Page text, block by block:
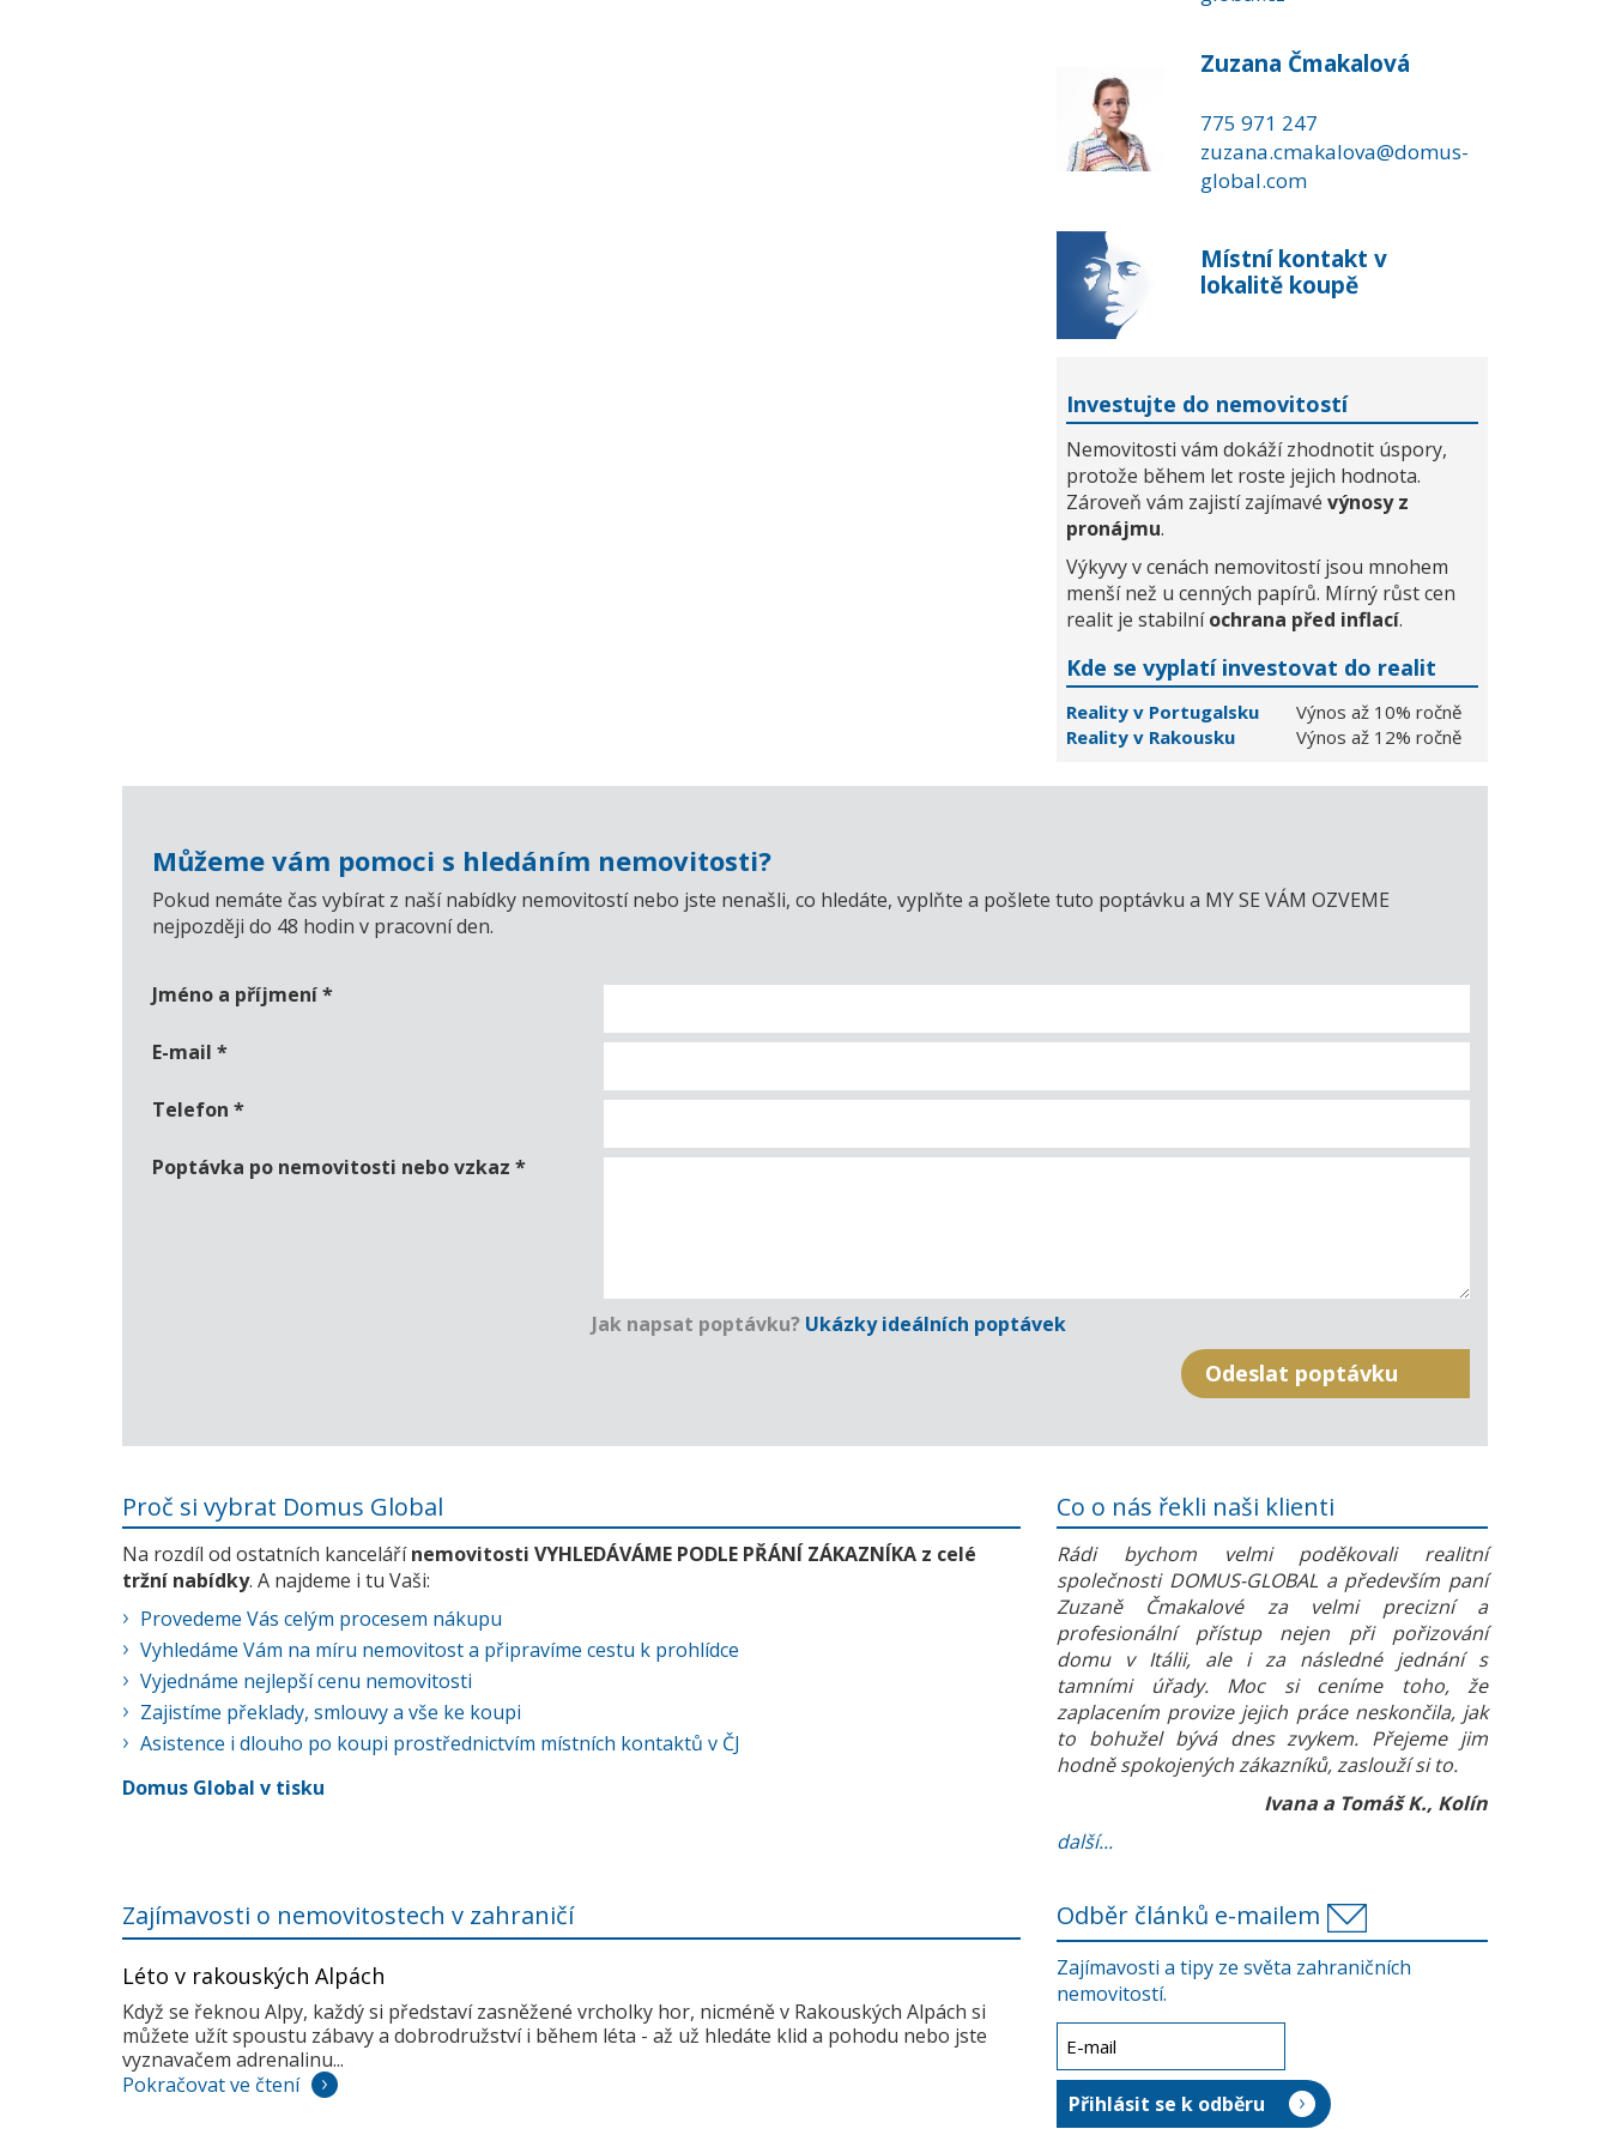
Zuzana Čmakalová
775 971 247
zuzana.cmakalova@domus-
global.com
Místní kontakt v
lokalitě koupě
Investujte do nemovitostí
Nemovitosti vám dokáží zhodnotit úspory,
protože během let roste jejich hodnota.
Zároveň vám zajistí zajímavé výnosy z
pronájmu.
Výkyvy v cenách nemovitostí jsou mnohem
menší než u cenných papírů. Mírný růst cen
realit je stabilníochrana před inflací.
Kde se vyplatí investovat do realit
Reality v Portugalsku
Výnos až 10% ročně
Reality v Rakousku
Výnos až 12% ročně
Můžeme vám pomoci s hledáním nemovitosti?
Pokud nemáte čas vybírat z naší nabídky nemovitostí nebo jste nenašli, co hledáte, vyplňte a pošlete tuto poptávku a MY SE VÁM OZVEME
nejpozději do 48 hodin v pracovní den.
Jméno a příjmení*
E-mail *
Telefon *
Poptávka po nemovitosti nebo vzkaz *
Jak napsat poptávku? Ukázky ideálních poptávek
Proč si vybrat Domus Global
Na rozdíl od ostatních kancelářínemovitosti VYHLEDÁVÁME PODLE PŘÁNÍ ZÁKAZNÍKA z celé
tržní nabídky. A najdeme i tu Vaši:
Provedeme Vás celým procesem nákupu
Vyhledáme Vám na míru nemovitost a připravíme cestu k prohlídce
Vyjednáme nejlepší cenu nemovitosti
Zajistíme překlady, smlouvy a vše ke koupi
Asistence i dlouho po koupi prostřednictvím místních kontaktů v ČJ
Domus Global v tisku
Co o nás řekli naši klienti
Rádi bychom velmi poděkovali realitní
společnosti DOMUS-GLOBAL a především paní
Zuzaně Čmakalové za velmi precizní a
profesionální přístup nejen při pořizování
domu v Itálii, ale i za následné jednání s
tamními úřady. Moc si ceníme toho, že
zaplacením provize jejich práce neskončila, jak
to bohužel bývá dnes zvykem. Přejeme jim
hodně spokojených zákazníků, zaslouží si to.
Ivana a Tomáš K., Kolín
další...
Zajímavosti o nemovitostech v zahraničí
Léto v rakouských Alpách
Když se řeknou Alpy, každý si představí zasněžené vrcholky hor, nicméně v Rakouských Alpách si
můžete užít spoustu zábavy a dobrodružství i během léta - až už hledáte klid a pohodu nebo jste
vyznavačem adrenalinu...
Pokračovat ve čtení
Odběr článků e-mailem
Zajímavosti a tipy ze světa zahraničních
nemovitostí.